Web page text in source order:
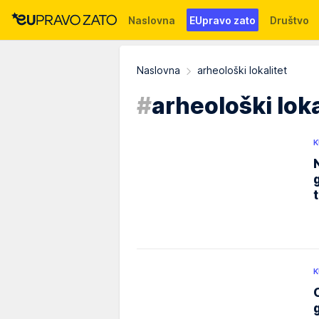
Naslovna EUpravo zato Društvo
Naslovna
arheološki lokalitet
#arheološki